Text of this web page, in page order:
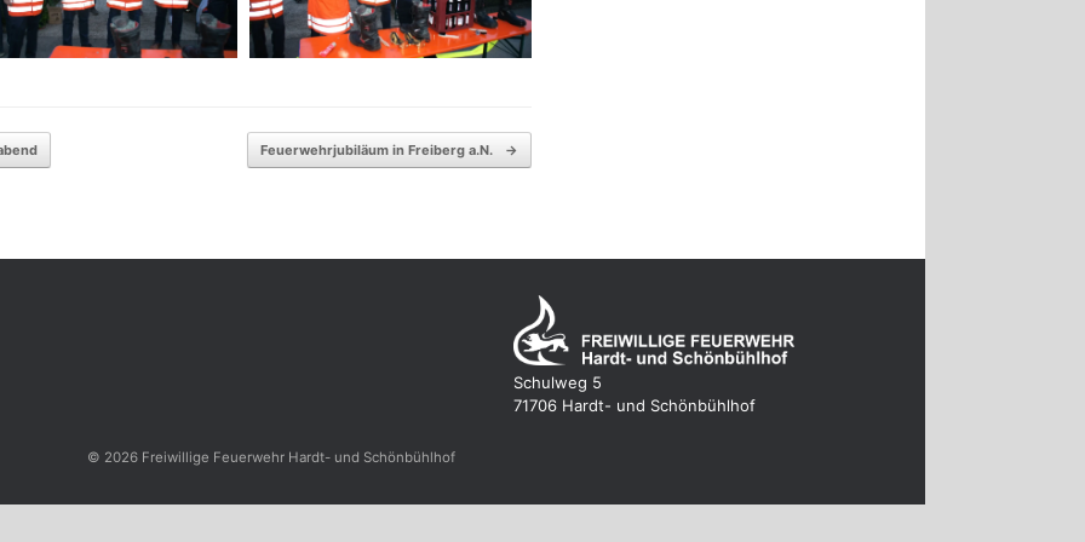
Feuerwehrjubiläum in Freiberg a.N. →
Schulweg 5
71706 Hardt- und Schönbühlhof
© 2026 Freiwillige Feuerwehr Hardt- und Schönbühlhof